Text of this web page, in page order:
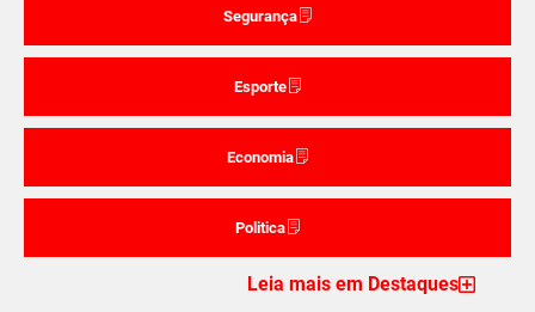
Segurança
Esporte
Economia
Politica
Leia mais em Destaques